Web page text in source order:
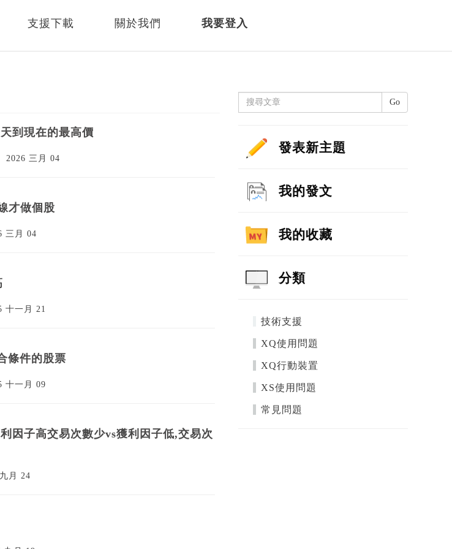
支援下載 關於我們 我要登入
到現在的最高價
2026 三月 04
才做個股
三月 04
十一月 21
條件的股票
十一月 09
因子高交易次數少vs獲利因子低,交易次
月 24
Go
發表新主題
我的發文
我的收藏
分類
技術支援
XQ使用問題
XQ行動裝置
XS使用問題
常見問題